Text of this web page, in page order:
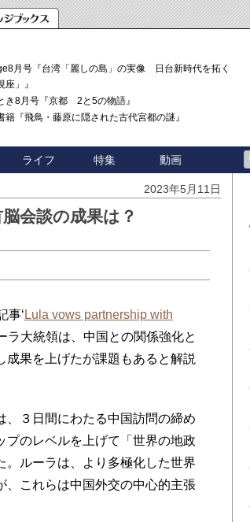
月号『台湾「麗しの島」の実像 日台新時代を拓く「3
座」』
き8月号『京都 2と5の物語』
籍『飛鳥・藤原に隠された古代宮都の謎』
ライフ 特集 動画
2023年5月11日
会談の成果は？
事‘ Lula vows partnership with
ラ大統領は、中国との関係強化と
果を上げたが課題もあると解説
３日間にわたる中国訪問の締め
プのレベルを上げて「世界の地政
ルーラは、より多極化した世界
、これらは中国外交の中心的主張